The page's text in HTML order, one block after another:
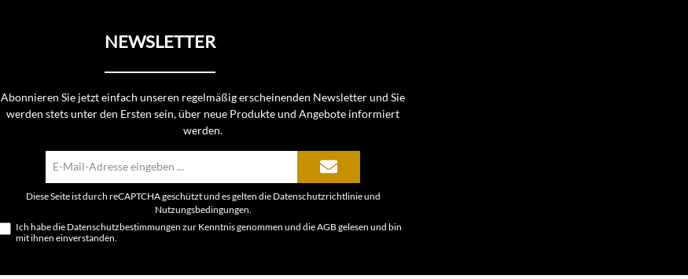
NEWSLETTER
Abonnieren Sie jetzt einfach unseren regelmäßig erscheinenden Newsletter und Sie
werden stets unter den Ersten sein, über neue Produkte und Angebote informiert
werden.
Mail-
Adresse*
Diese Seite ist durch reCAPTCHA geschützt und es gelten die Datenschutzrichtlinieund
Nutzungsbedingungen
Ich habe die Datenschutzbestimmungen zur Kenntnis genommen und dieAGB gelesen und bin
mit ihnen einverstanden.